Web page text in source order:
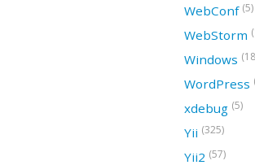
WebConf (5)
WebStorm
Windows
WordPress
xdebug (5)
Yii (325)
Yii2 (57)